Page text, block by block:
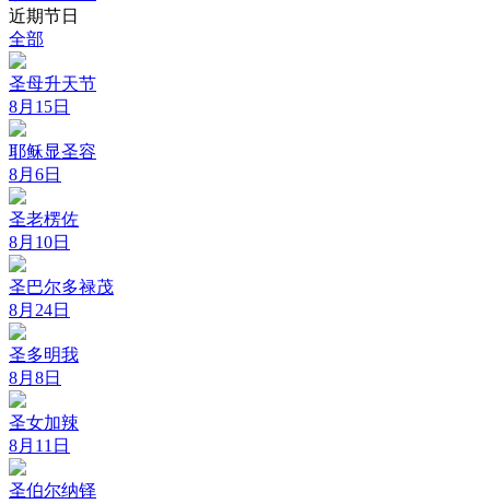
近期节日
全部
圣母升天节
8月15日
耶稣显圣容
8月6日
圣老楞佐
8月10日
圣巴尔多禄茂
8月24日
圣多明我
8月8日
圣女加辣
8月11日
圣伯尔纳铎